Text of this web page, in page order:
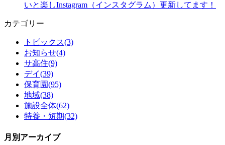
いと楽しInstagram（インスタグラム）更新してます！
カテゴリー
トピックス(3)
お知らせ(4)
サ高住(9)
デイ(39)
保育園(95)
地域(38)
施設全体(62)
特養・短期(32)
月別アーカイブ